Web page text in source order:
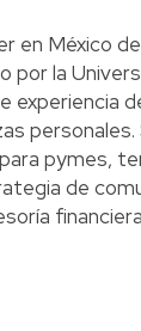
en México
por la
experiencia
personales.
pymes,
de